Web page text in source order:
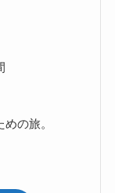
の旅。